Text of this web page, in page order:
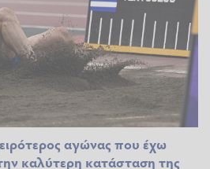
αγώνας που έχω
καλύτερη κατάσταση της